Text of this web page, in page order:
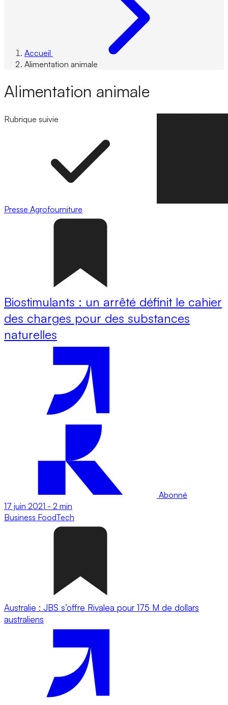
Accueil
Alimentation animale
Alimentation animale
Rubrique suivie
Presse Agrofourniture
Biostimulants : un arrêté définit le cahier
des charges pour des substances
naturelles
Abonné
17 juin 2021 - 2 min
Business FoodTech
Australie : JBS s’offre Rivalea pour 175 M de dollars
australiens